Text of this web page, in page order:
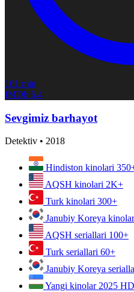
101 min
IMDb 6.4
Sevgimiz barhayot
Detektiv • 2018
Hindiston kinolari
AQSH kinolari 2K+
Turk kinolari 300+
Janubiy Koreya
AQSH seriallari 100+
Turk seriallari 60+
Janubiy Koreya
Yangi kinolar 2025 HD